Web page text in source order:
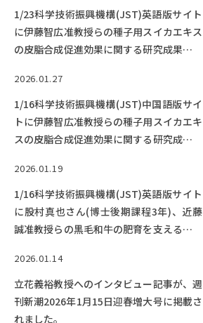
1/23科学技術振興機構(JST)英語版サイト
に伊藤智広准教授らの種子用スイカエキス
の皮脂合成促進効果に関する研究成果が紹
2026.01.27
1/16科学技術振興機構(JST)中国語版サイ
トに伊藤智広准教授らの種子用スイカエキ
スの皮脂合成促進効果に関する研究成果が
2026.01.19
1/16科学技術振興機構(JST)英語版サイト
に股村真也さん(博士後期課程3年)、近藤
誠准教授らの黒毛和牛の肥育を支える新技
2026.01.14
立花義裕教授へのインタビュー記事が、週
刊新潮2026年1月15日迎春増大号に掲載さ
れました。